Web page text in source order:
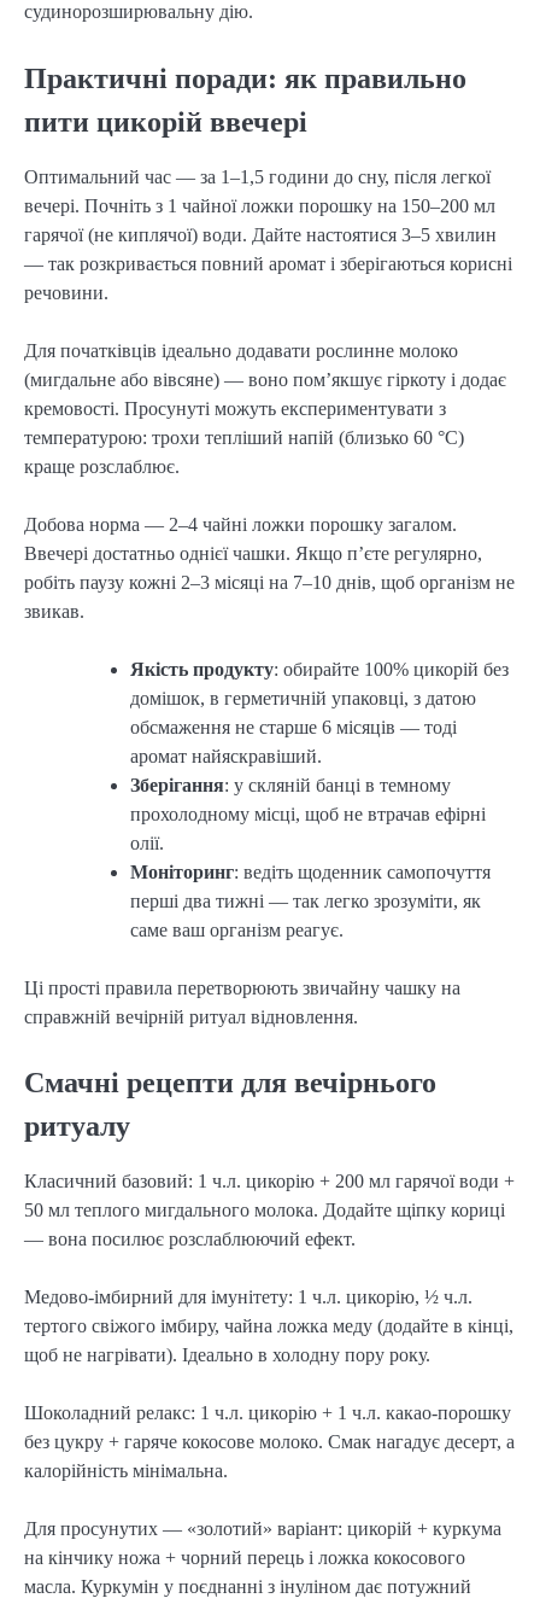
судинорозширювальну дію.
Практичні поради: як правильно
пити цикорій ввечері
Оптимальний час — за 1–1,5 години до сну, після легкої
вечері. Почніть з 1 чайної ложки порошку на 150–200 мл
гарячої (не киплячої) води. Дайте настоятися 3–5 хвилин
— так розкривається повний аромат і зберігаються корисні
речовини.
Для початківців ідеально додавати рослинне молоко
(мигдальне або вівсяне) — воно пом’якшує гіркоту і додає
кремовості. Просунуті можуть експериментувати з
температурою: трохи тепліший напій (близько 60 °C)
краще розслаблює.
Добова норма — 2–4 чайні ложки порошку загалом.
Ввечері достатньо однієї чашки. Якщо п’єте регулярно,
робіть паузу кожні 2–3 місяці на 7–10 днів, щоб організм не
звикав.
Якість продукту: обирайте 100% цикорій без
домішок, в герметичній упаковці, з датою
обсмаження не старше 6 місяців — тоді
аромат найяскравіший.
Зберігання: у скляній банці в темному
прохолодному місці, щоб не втрачав ефірні
олії.
Моніторинг: ведіть щоденник самопочуття
перші два тижні — так легко зрозуміти, як
саме ваш організм реагує.
Ці прості правила перетворюють звичайну чашку на
справжній вечірній ритуал відновлення.
Смачні рецепти для вечірнього
ритуалу
Класичний базовий: 1 ч.л. цикорію + 200 мл гарячої води +
50 мл теплого мигдального молока. Додайте щіпку кориці
— вона посилює розслаблюючий ефект.
Медово-імбирний для імунітету: 1 ч.л. цикорію, ½ ч.л.
тертого свіжого імбиру, чайна ложка меду (додайте в кінці,
щоб не нагрівати). Ідеально в холодну пору року.
Шоколадний релакс: 1 ч.л. цикорію + 1 ч.л. какао-порошку
без цукру + гаряче кокосове молоко. Смак нагадує десерт, а
калорійність мінімальна.
Для просунутих — «золотий» варіант: цикорій + куркума
на кінчику ножа + чорний перець і ложка кокосового
масла. Куркумін у поєднанні з інуліном дає потужний